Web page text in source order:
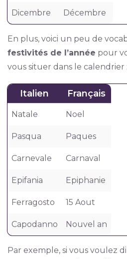
Dicembre Décembre
En plus, voici un peu de
festivités de l’année pour
vous situer dans le calendrier :
Italien Français
Natale Noel
Pasqua Paques
Carnevale Carnaval
Epifania Epiphanie
Ferragosto 15 Aout
Capodanno Nouvel an
Par exemple, si vous voulez